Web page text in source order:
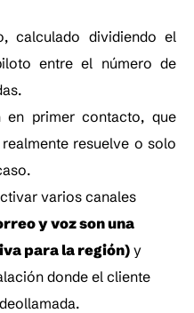
calculado dividiendo el
entre el número de
en primer contacto, que
resuelve o solo
varios canales
y voz son una
para la región) y
donde el cliente